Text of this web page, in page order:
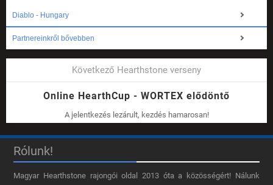
Diablo - Hungary
Partnereinkről bővebben
Következő Hearthstone verseny
Online HearthCup - WORTEX elődöntő
A jelentkezés lezárult, kezdés hamarosan!
Rólunk!
Magyar Hearthstone​ rajongói oldal 2013 óta a közösségért! Nálunk